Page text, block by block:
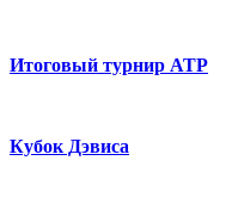
Итоговый турнир ATP
Кубок Дэвиса